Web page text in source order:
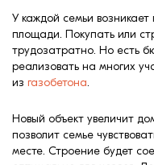
Клинкерная
Ступени,
Строительные
смеси
У каждой семьи
площади. Покупать или
трудозатратно. Но есть
реализовать на многих
из газобетона.
Новый объект увеличит
позволит семье
месте. Строение будет